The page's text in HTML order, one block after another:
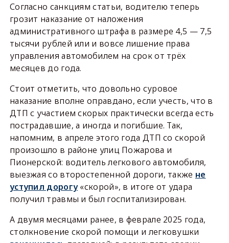
Согласно санкциям статьи, водителю теперь
грозит наказание от наложения
административного штрафа в размере 4,5 — 7,5
тысячи рублей или и вовсе лишение права
управления автомобилем на срок от трёх
месяцев до года.
Стоит отметить, что довольно суровое
наказание вполне оправдано, если учесть, что в
ДТП с участием скорых практически всегда есть
пострадавшие, а иногда и погибшие. Так,
напомним, в апреле этого года ДТП со скорой
произошло в районе улиц Пожарова и
Пионерской: водитель легкового автомобиля,
выезжая со второстепенной дороги, также не
уступил дорогу«скорой», в итоге от удара
получил травмы и был госпитализирован.
А двумя месяцами ранее, в феврале 2025 года,
столкновение скорой помощи и легковушки